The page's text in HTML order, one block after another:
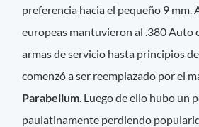
preferencia hacia el pequeño 9 mm.
europeas mantuvieron al .380 Auto
armas de servicio hasta principios
comenzó a ser reemplazado por el
Parabellum . Luego de ello hubo un
paulatinamente perdiendo